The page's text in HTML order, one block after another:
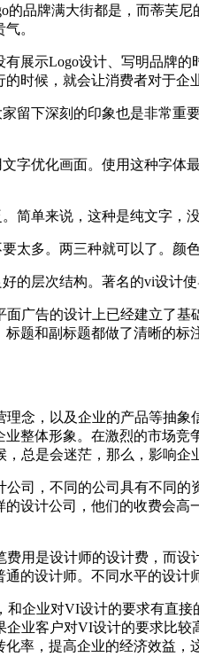
的品牌满大街都是，而蒂芙
。
展示Logo设计、写明品牌
时候，就会让消费者对于
留下深刻的印象也是非常
字优化画面。使用这种字
简单来说，这种是纯文字，
太多。两三种就可以了。颜
的层次结构。著名的vi设计
广告的设计上已经建立了
题和副标题都做了清晰的
念，以及企业的产品等抽
整体形象。在激烈的市场
总是会迷茫，那么，影响企
司，不同的公司具有不同
设计公司，他们的收费会
用是设计师的设计费，而
的设计师。不同水平的设计
企业对VI设计的要求有直
业客户对VI设计的要求比
率，提高企业的经济效益，